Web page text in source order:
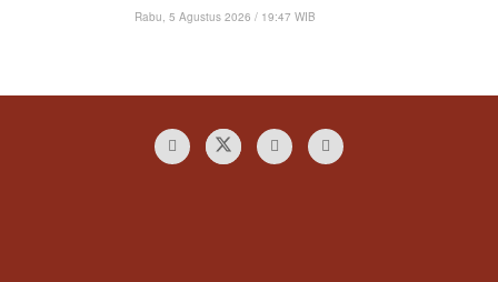
Rabu, 5 Agustus 2026 / 19:47 WIB